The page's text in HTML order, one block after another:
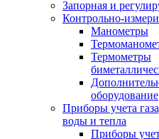
Запорная и
Контрольно-
Манометры
Термометры
оборудование
Приборы учета
воды и тепла
Приборы